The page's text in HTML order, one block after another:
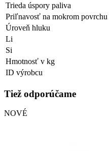
Trieda úspory paliva
Priľnavosť na mokrom povrchu
Úroveň hluku
Li
Si
Hmotnosť v kg
ID výrobcu
Tiež odporúčame
NOVÉ